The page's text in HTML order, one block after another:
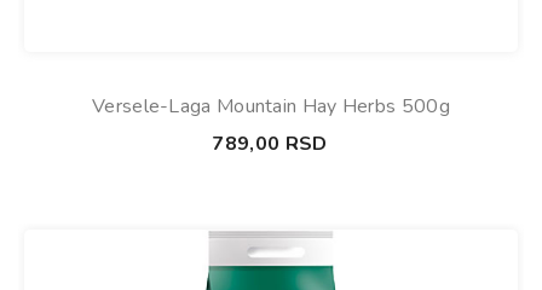
Versele-Laga Mountain Hay Herbs 500g
789,00 RSD